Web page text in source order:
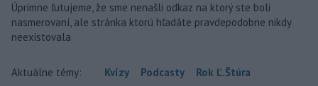
Úprimne ľutujeme, že sme nenašli odkaz na ktorý ste boli
nasmerovaní, ale stránka ktorú hľadáte pravdepodobne nikdy
neexistovala
Aktuálne témy: Kvízy Podcasty Rok Ľ.Štúra